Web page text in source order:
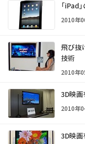
「iPad
2010年
飛び抜
技術
2010年
3D映画
2010年
3D映